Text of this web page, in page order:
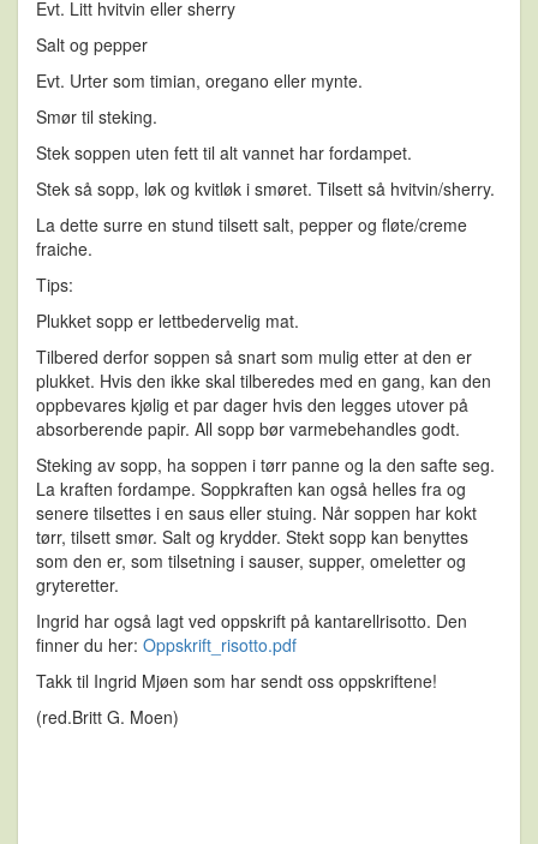
Evt. Litt hvitvin eller sherry
Salt og pepper
Evt. Urter som timian, oregano eller mynte.
Smør til steking.
Stek soppen uten fett til alt vannet har fordampet.
Stek så sopp, løk og kvitløk i smøret. Tilsett så hvitvin/sherry.
La dette surre en stund tilsett salt, pepper og fløte/creme
fraiche.
Tips:
Plukket sopp er lettbedervelig mat.
Tilbered derfor soppen så snart som mulig etter at den er
plukket. Hvis den ikke skal tilberedes med en gang, kan den
oppbevares kjølig et par dager hvis den legges utover på
absorberende papir. All sopp bør varmebehandles godt.
Steking av sopp, ha soppen i tørr panne og la den safte seg.
La kraften fordampe. Soppkraften kan også helles fra og
senere tilsettes i en saus eller stuing. Når soppen har kokt
tørr, tilsett smør. Salt og krydder. Stekt sopp kan benyttes
som den er, som tilsetning i sauser, supper, omeletter og
gryteretter.
Ingrid har også lagt ved oppskrift på kantarellrisotto. Den
finner du her: Oppskrift_risotto.pdf
Takk til Ingrid Mjøen som har sendt oss oppskriftene!
(red.Britt G. Moen)